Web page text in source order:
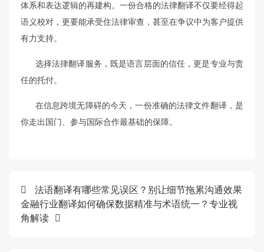
体系和表达逻辑的再建构。一份合格的法律翻译不仅要经得起
语义校对，更要能承受住法律审查，甚至在争议中为客户提供
有力支持。
选择法律翻译服务，既是语言层面的信任，更是专业与责
任的托付。
在信息跨境无障碍的今天，一份准确的法律文件翻译，是
你走出国门、参与国际合作最基础的保障。
法语翻译有哪些常见误区？别让细节拖累沟通效果
金融行业翻译如何确保数据精准与术语统一？专业视
角解读